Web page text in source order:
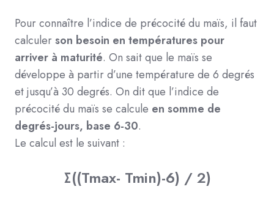
Pour connaître l’indice de précocité du maïs, il faut
calculerson besoin en températures pour
arriver à maturité. On sait que le maïs se
développe à partir d’une température de 6 degrés
et jusqu’à 30 degrés. On dit que l’indice de
précocité du maïs se calcule en somme de
degrés-jours, base 6-30.
Le calcul est le suivant :
∑((Tmax- Tmin)-6) / 2)